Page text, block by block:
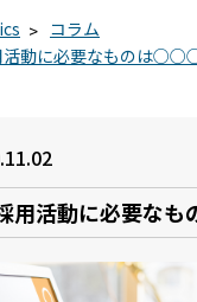
コラム
活動に必要なものは
用活動に必要な